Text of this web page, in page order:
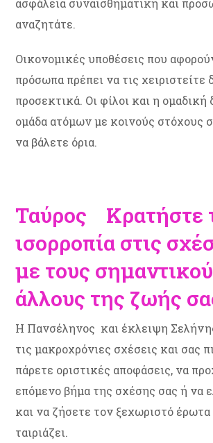
ασφάλεια συναισθηματική και
αναζητάτε.
Οικονομικές υποθέσεις που
πρόσωπα πρέπει να τις χειριστείτε
προσεκτικά. Οι φίλοι και η ομαδική
ομάδα ατόμων με κοινούς στόχους
να βάλετε όρια.
Ταύρος Κρατήστε
ισορροπία στις
με τους
άλλους της ζωής
Η Πανσέληνος και έκλειψη
τις μακροχρόνιες σχέσεις και σας
πάρετε οριστικές αποφάσεις, να
επόμενο βήμα της σχέσης σας ή να
και να ζήσετε τον ξεχωριστό
ταιριάζει.